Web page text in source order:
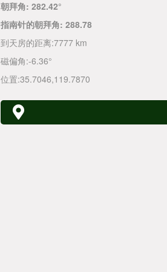
朝拜角: 282.42°
指南针的朝拜角: 288.78
到天房的距离:7777 km
磁偏角:-6.36°
位置:35.7046,119.7870